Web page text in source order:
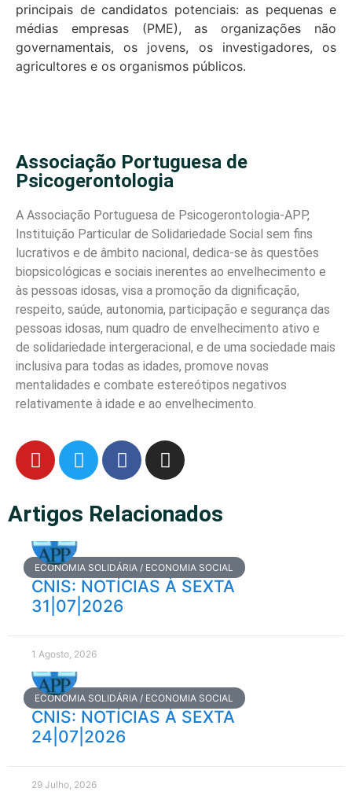
principais de candidatos potenciais: as pequenas e
médias empresas (PME), as organizações não
governamentais, os jovens, os investigadores, os
agricultores e os organismos públicos.
Associação Portuguesa de
Psicogerontologia
A Associação Portuguesa de Psicogerontologia-APP,
Instituição Particular de Solidariedade Social sem fins
lucrativos e de âmbito nacional, dedica-se às questões
biopsicológicas e sociais inerentes ao envelhecimento e
às pessoas idosas, visa a promoção da dignificação,
respeito, saúde, autonomia, participação e segurança das
pessoas idosas, num quadro de envelhecimento ativo e
de solidariedade intergeracional, e de uma sociedade mais
inclusiva para todas as idades, promove novas
mentalidades e combate estereótipos negativos
relativamente à idade e ao envelhecimento.
Artigos Relacionados
ECONOMIA SOLIDÁRIA / ECONOMIA SOCIAL
CNIS: NOTÍCIAS À SEXTA
31|07|2026
1 Agosto, 2026
ECONOMIA SOLIDÁRIA / ECONOMIA SOCIAL
CNIS: NOTÍCIAS À SEXTA
24|07|2026
29 Julho, 2026